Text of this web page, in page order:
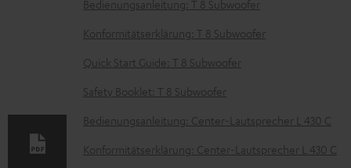
u
e
n
t
e
Bedienungsanleitung: T 8 Subwoofer
Konformitätserklärung: T 8 Subwoofer
Quick Start Guide: T 8 Subwoofer
Safety Booklet: T 8 Subwoofer
Bedienungsanleitung: Center-Lautsprecher L 430 C
Konformitätserklärung: Center-Lautsprecher L 430 C